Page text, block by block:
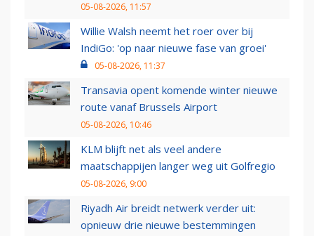
05-08-2026, 11:57
Willie Walsh neemt het roer over bij
IndiGo: 'op naar nieuwe fase van groei'
05-08-2026, 11:37
Transavia opent komende winter nieuwe
route vanaf Brussels Airport
05-08-2026, 10:46
KLM blijft net als veel andere
maatschappijen langer weg uit Golfregio
05-08-2026, 9:00
Riyadh Air breidt netwerk verder uit:
opnieuw drie nieuwe bestemmingen